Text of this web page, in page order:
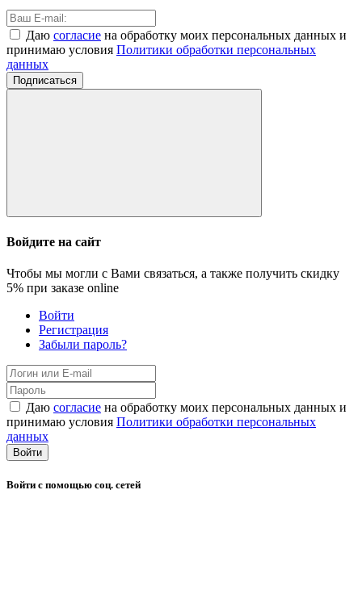
Даю согласие на обработку моих персональных данных и
принимаю условия Политики обработки персональных
данных
Подписаться
Войдите на сайт
Чтобы мы могли с Вами связаться, а также получить скидку
5% при заказе online
Войти
Регистрация
Забыли пароль?
Даю согласие на обработку моих персональных данных и
принимаю условия Политики обработки персональных
данных
Войти
Войти с помощью соц. сетей